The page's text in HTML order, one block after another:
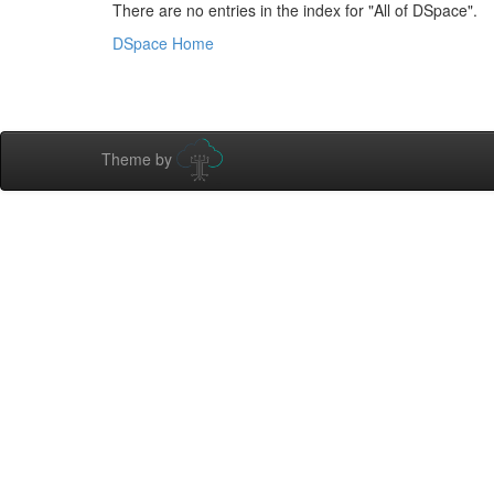
There are no entries in the index for "All of DSpace".
DSpace Home
Theme by